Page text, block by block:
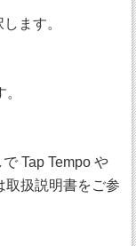
ます。
Tap Tempo や
取扱説明書をご参